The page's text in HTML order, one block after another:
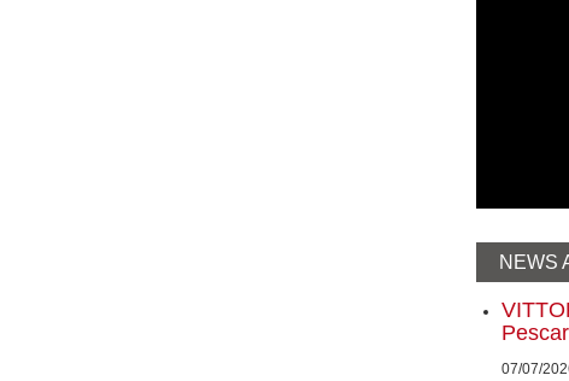
NEWS
07/07/